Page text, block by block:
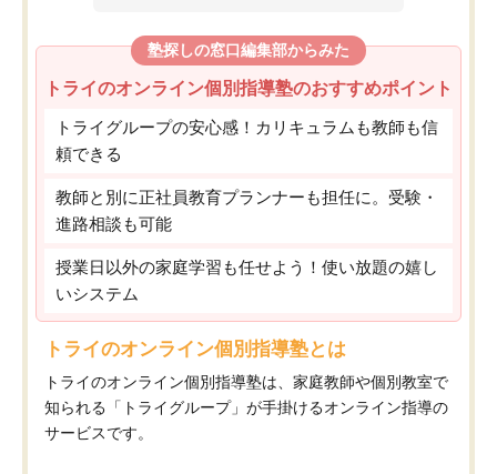
塾探しの窓口編集部からみた
トライのオンライン個別指導塾のおすすめポイント
トライグループの安心感！カリキュラムも教師も信
頼できる
教師と別に正社員教育プランナーも担任に。受験・
進路相談も可能
授業日以外の家庭学習も任せよう！使い放題の嬉し
いシステム
トライのオンライン個別指導塾とは
トライのオンライン個別指導塾は、家庭教師や個別教室で
知られる「トライグループ」が手掛けるオンライン指導の
サービスです。